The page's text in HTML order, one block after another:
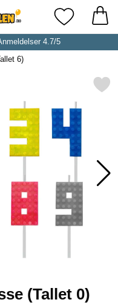
ABMine
4.7/5
6)
Merk kakelys Legoklosse 6
(Tallet 0)